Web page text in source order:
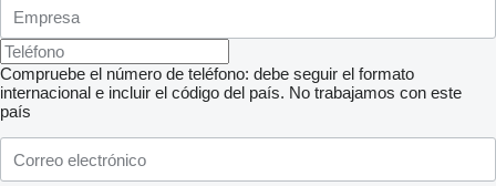
Compruebe el número de teléfono: debe seguir el formato
internacional e incluir el código del país. No trabajamos con este
país